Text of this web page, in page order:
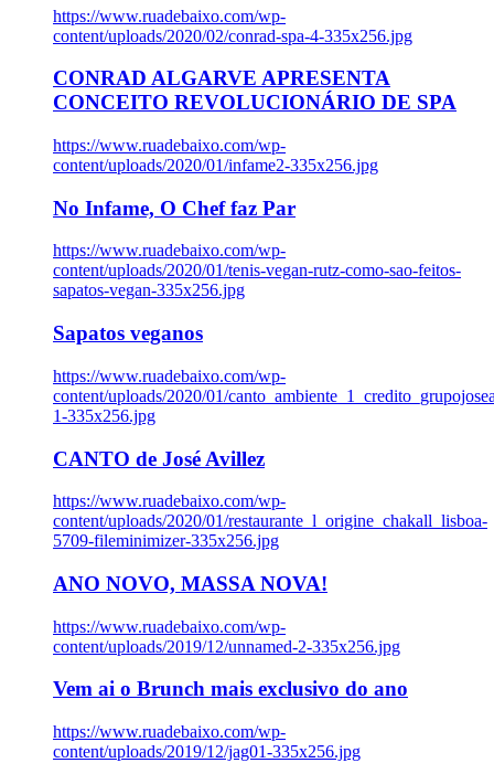
https://www.ruadebaixo.com/wp-
content/uploads/2020/02/conrad-spa-4-335x256.jpg
CONRAD ALGARVE APRESENTA
CONCEITO REVOLUCIONÁRIO DE SPA
https://www.ruadebaixo.com/wp-
content/uploads/2020/01/infame2-335x256.jpg
No Infame, O Chef faz Par
https://www.ruadebaixo.com/wp-
content/uploads/2020/01/tenis-vegan-rutz-como-sao-feitos-
sapatos-vegan-335x256.jpg
Sapatos veganos
https://www.ruadebaixo.com/wp-
content/uploads/2020/01/
1-335x256.jpg
CANTO de José Avillez
https://www.ruadebaixo.com/wp-
content/uploads/2020/01/restaurante_l_origine_chakall_lisboa-
5709-fileminimizer-335x256.jpg
ANO NOVO, MASSA NOVA!
https://www.ruadebaixo.com/wp-
content/uploads/2019/12/unnamed-2-335x256.jpg
Vem ai o Brunch mais exclusivo do ano
https://www.ruadebaixo.com/wp-
content/uploads/2019/12/jag01-335x256.jpg